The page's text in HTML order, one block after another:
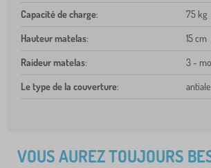
Capacité de charge: 75 kg
Hauteur matelas: 15 cm
Raideur matelas: 3 -
Le type de la couverture:
VOUS AUREZ TOUJOURS